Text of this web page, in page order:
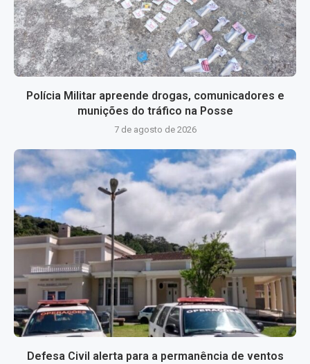
Polícia Militar apreende drogas, comunicadores e
munições do tráfico na Posse
7 de agosto de 2026
Defesa Civil alerta para a permanência de ventos